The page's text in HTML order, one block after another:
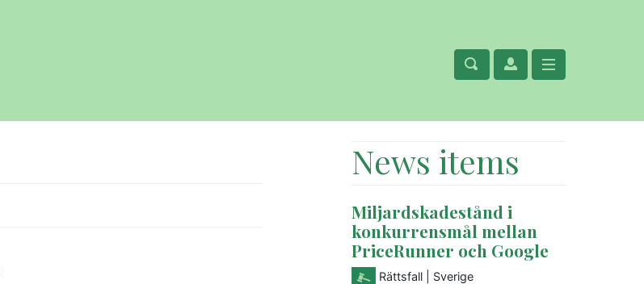
News items
Miljardskadestånd i
konkurrensmål mellan
PriceRunner och Google
Rättsfall | Sverige